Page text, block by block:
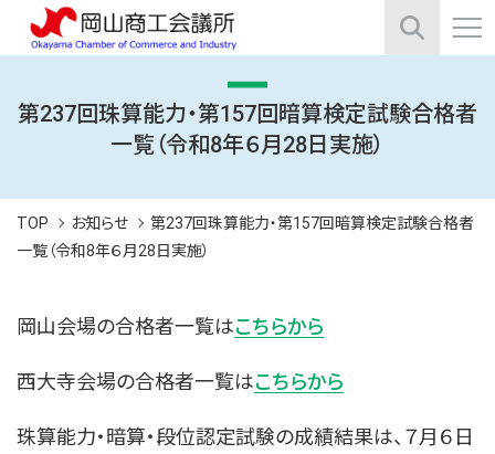
第237回珠算能力・第157回暗算検定試験合格者
一覧（令和8年６月28日実施）
TOP お知らせ
第237回珠算能力・第157回暗算検定試験合格者
一覧（令和8年６月28日実施）
岡山会場の合格者一覧はこちらから
西大寺会場の合格者一覧はこちらから
珠算能力・暗算・段位認定試験の成績結果は、７月６日